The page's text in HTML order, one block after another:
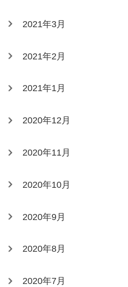
2021年3月
2021年2月
2021年1月
2020年12月
2020年11月
2020年10月
2020年9月
2020年8月
2020年7月